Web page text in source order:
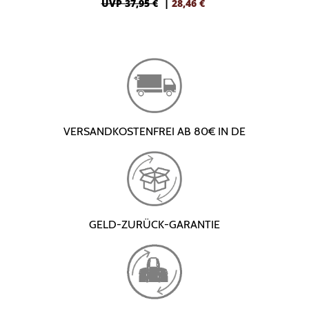
UVP 37,95 € 28,46 €
VERSANDKOSTENFREI AB 80€ IN DE
GELD-ZURÜCK-GARANTIE